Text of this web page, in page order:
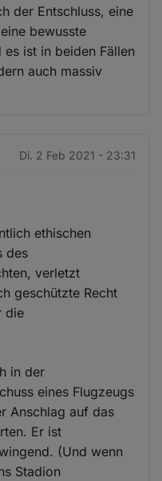
der Entschluss, eine
bewusste
es ist in beiden Fällen
auch massiv
Di. 2 Feb 2021 - 23:31
ethischen
des
verletzt
geschützte Recht
die
in der
eines Flugzeugs
Anschlag auf das
Er ist
(Und wenn
Stadion